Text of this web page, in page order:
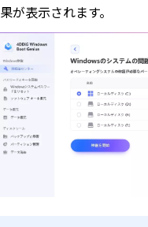
果が表示されます。